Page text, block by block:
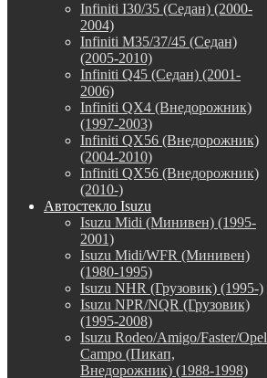
Infiniti I30/35 (Седан) (2000-
2004)
Infiniti M35/37/45 (Седан)
(2005-2010)
Infiniti Q45 (Седан) (2001-
2006)
Infiniti QX4 (Внедорожник)
(1997-2003)
Infiniti QX56 (Внедорожник)
(2004-2010)
Infiniti QX56 (Внедорожник)
(2010-)
Автостекло Isuzu
Isuzu Midi (Минивен) (1995-
2001)
Isuzu Midi/WFR (Минивен)
(1980-1995)
Isuzu NHR (Грузовик) (1995-)
Isuzu NPR/NQR (Грузовик)
(1995-2008)
Isuzu Rodeo/Amigo/Faster/Opel
Campo (Пикап,
Внедорожник) (1988-1998)